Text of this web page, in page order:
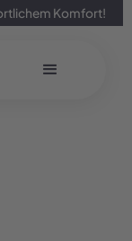
Komfort!